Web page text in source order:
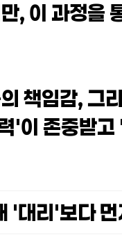
, 이 과정을
책임감, 그
'이 존중받
'대리'보다